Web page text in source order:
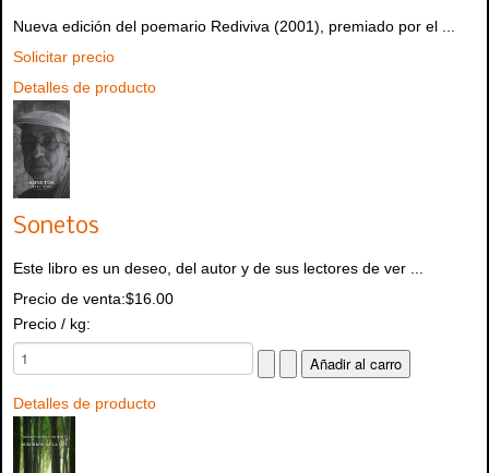
Nueva edición del poemario Rediviva (2001), premiado por el ...
Solicitar precio
Detalles de producto
Sonetos
Este libro es un deseo, del autor y de sus lectores de ver ...
Precio de venta:$16.00
Precio / kg:
Detalles de producto